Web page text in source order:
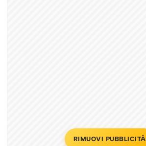
RIMUOVI PUBBLICITÀ